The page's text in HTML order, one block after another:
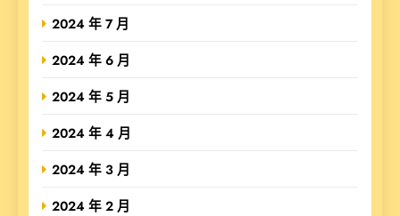
2024 年 7 月
2024 年 6 月
2024 年 5 月
2024 年 4 月
2024 年 3 月
2024 年 2 月